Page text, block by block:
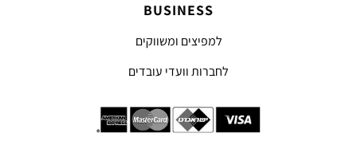
BUSINESS
למפיצים ומשווקים
לחברות וועדי עובדים